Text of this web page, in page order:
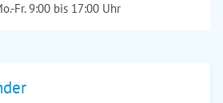
Fr. 9:00 bis 17:00 Uhr